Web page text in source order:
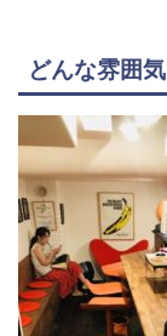
どんな雰囲